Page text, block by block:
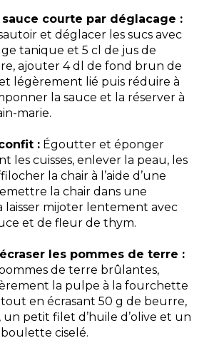
sauce courte par déglacage :
et déglacer les sucs avec
tanique et 5 cl de jus de
ajouter 4 dl de fond brun de
légèrement lié puis réduire à
la sauce et la réserver à
marie.
: Égoutter et éponger
les cuisses, enlever la peau, les
la chair à l’aide d’une
la chair dans une
laisser mijoter lentement avec
et de fleur de thym.
les pommes de terre :
de terre brûlantes,
la pulpe à la fourchette
en écrasant 50 g de beurre,
un petit filet d’huile d’olive et un
ciselé.